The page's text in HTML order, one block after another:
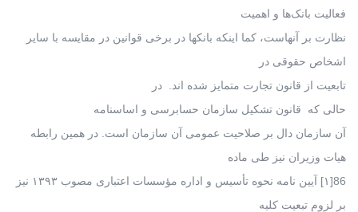
فعالیت بانک‌ها و اهمیت
نظارت بر آنهاست، کما اینکه بانکها در برخی قوانین در مقایسه با سایر
اشخاص حقوقی در
تابعیت از قانون تجارت متمایز شده اند. در
حالی که قانون تشکیل سازمان حسابرسی و اساسنامه
آن سازمان دال بر صلاحیت عمومی آن سازمان است. در همین رابطه
هیات وزیران نیز طی ماده
86[۱] آیین نامه نحوه تأسیس و اداره مؤسسات اعتباری مصوب ۱۳۹۳ نیز
بر لزوم تبعیت کلیه